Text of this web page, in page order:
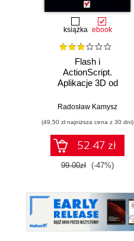
książka ebook
Flash i
ActionScript.
Aplikacje 3D od
Radosław Kamysz
(49,50 zł najniższa cena z 30 dni)
52.47 zł
99.00zł (-47%)